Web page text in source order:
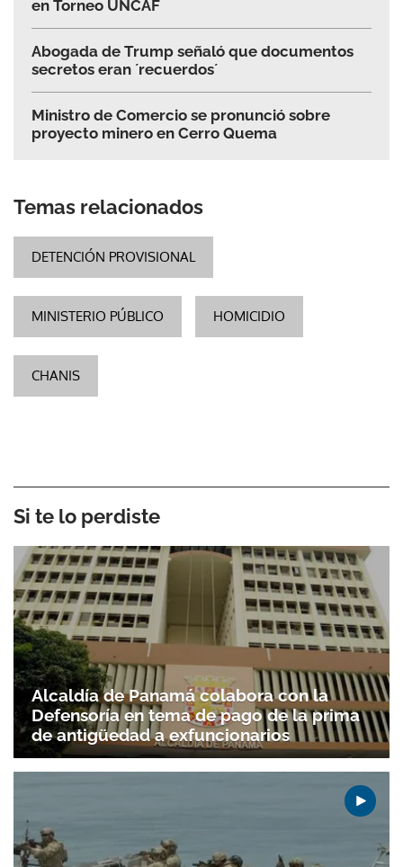
en Torneo UNCAF
Abogada de Trump señaló que documentos
secretos eran ´recuerdos´
Ministro de Comercio se pronunció sobre
proyecto minero en Cerro Quema
Temas relacionados
DETENCIÓN PROVISIONAL
MINISTERIO PÚBLICO HOMICIDIO
CHANIS
Si te lo perdiste
Alcaldía de Panamá colabora con la
Defensoría en tema de pago de la prima
de antigüedad a exfuncionarios